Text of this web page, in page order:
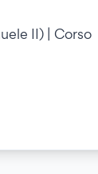
II) | Corso